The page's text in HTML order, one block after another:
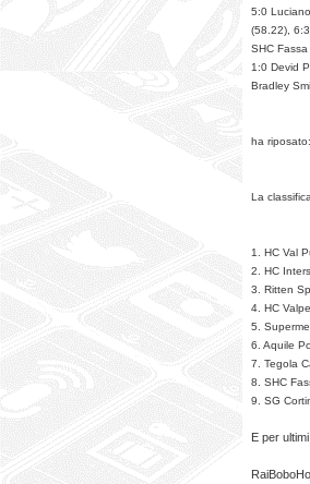
5:0
(58.22),
SHC
1:0 Devid
Bradley
ha
La
1. HC Val
2. HC
3. Ritten
4. HC
5.
6. Aquile
7. Tegola
8. SHC
9. SG
E per